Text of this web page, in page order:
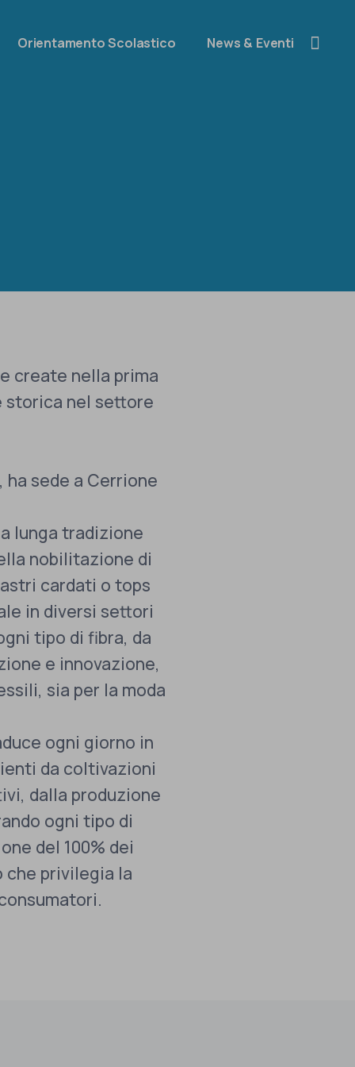
Orientamento Scolastico News & Eventi
create nella prima
storica nel settore
ha sede a Cerrione
lunga tradizione
nobilitazione di
cardati o tops
in diversi settori
tipo di fibra, da
e innovazione,
sia per la moda
ogni giorno in
da coltivazioni
dalla produzione
ogni tipo di
del 100% dei
che privilegia la